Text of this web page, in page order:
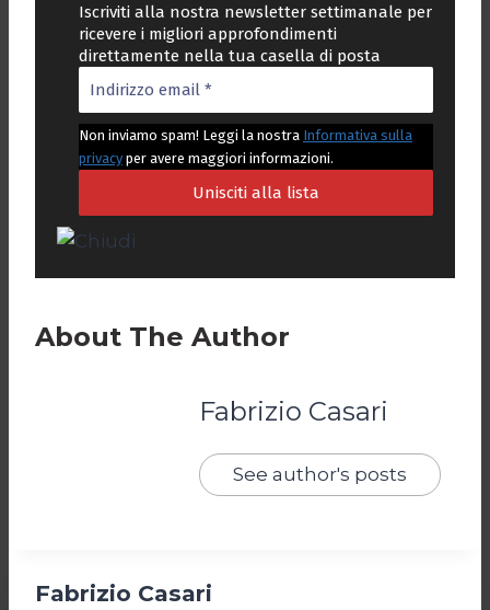
Iscriviti alla nostra newsletter settimanale per
ricevere i migliori approfondimenti
direttamente nella tua casella di posta
Non inviamo spam! Leggi la nostra Informativa sulla
privacy per avere maggiori informazioni.
About The Author
Fabrizio Casari
See author's posts
Fabrizio Casari